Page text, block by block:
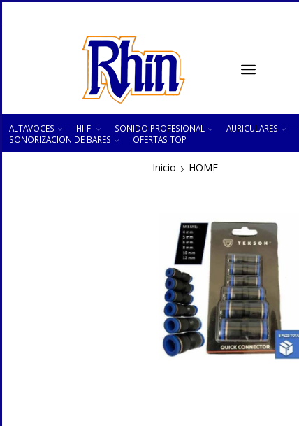
ALTAVOCES HI-FI SONIDO PROFESIONAL AURICULARES
SONORIZACION DE BARES
OFERTAS TOP
Inicio HOME